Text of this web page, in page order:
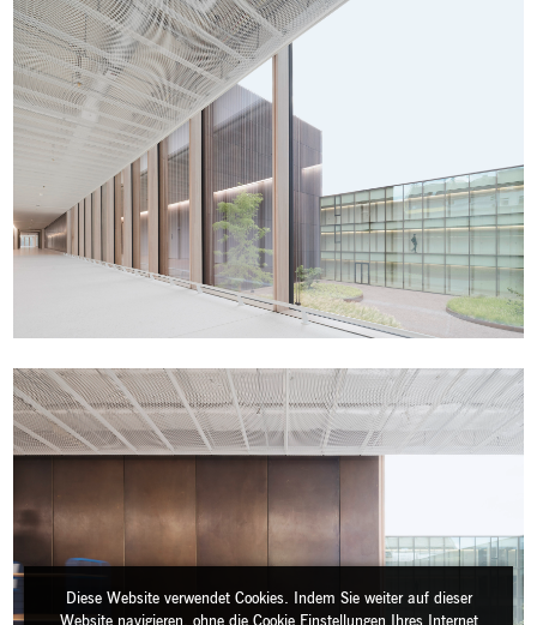
Diese Website verwendet Cookies. Indem Sie weiter auf dieser
Website navigieren, ohne die Cookie Einstellungen Ihres Internet